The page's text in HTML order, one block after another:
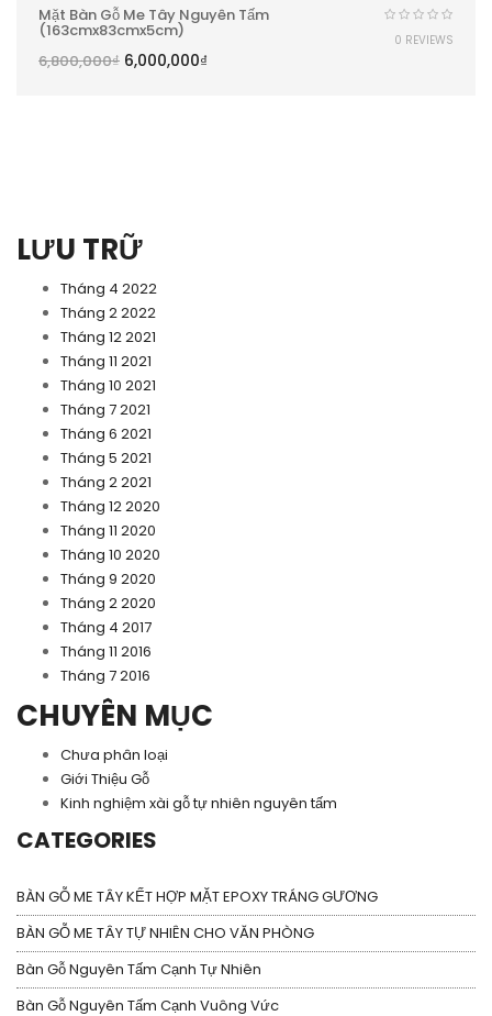
LƯU TRỮ
Tháng 4 2022
Tháng 2 2022
Tháng 12 2021
Tháng 11 2021
Tháng 10 2021
Tháng 7 2021
Tháng 6 2021
Tháng 5 2021
Tháng 2 2021
Tháng 12 2020
Tháng 11 2020
Tháng 10 2020
Tháng 9 2020
Tháng 2 2020
Tháng 4 2017
Tháng 11 2016
Tháng 7 2016
CHUYÊN MỤC
Chưa phân loại
Giới Thiệu Gỗ
Kinh nghiệm xài gỗ tự nhiên nguyên tấm
CATEGORIES
BÀN GỖ ME TÂY KẾT HỢP MẶT EPOXY TRÁNG GƯƠNG
BÀN GỖ ME TÂY TỰ NHIÊN CHO VĂN PHÒNG
Bàn Gỗ Nguyên Tấm Cạnh Tự Nhiên
Bàn Gỗ Nguyên Tấm Cạnh Vuông Vức
Mặt Bàn Gỗ Me Tây Nguyên Tấm
(163cmx83cmx5cm)
6,800,000₫ 6,000,000₫
0 REVIEWS